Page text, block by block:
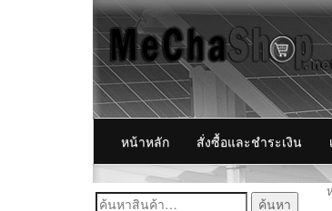
หน้าหลัก สั่งซื้อและชำระเงิน
ค้นหา: